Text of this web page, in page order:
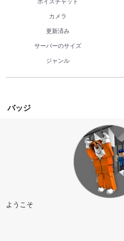
カメラ
更新済み
サーバーのサイズ
ジャンル
バッジ
ようこそ